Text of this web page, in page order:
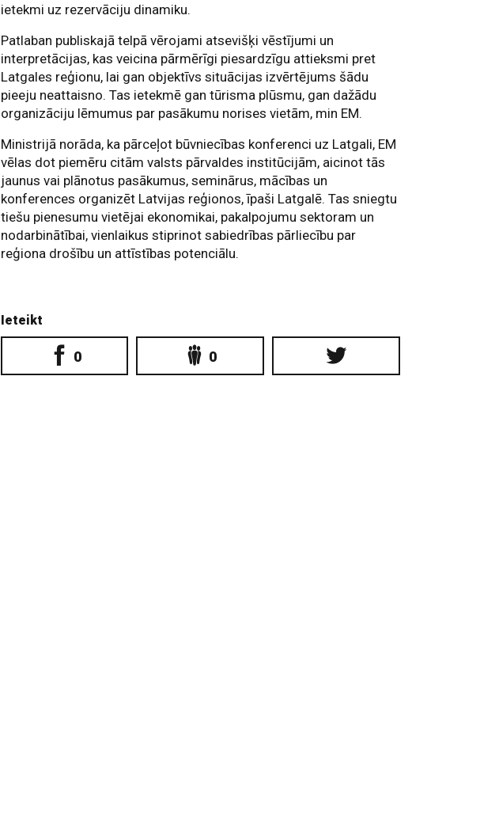
ietekmi uz rezervāciju dinamiku.
Patlaban publiskajā telpā vērojami atsevišķi vēstījumi un
interpretācijas, kas veicina pārmērīgi piesardzīgu attieksmi pret
Latgales reģionu, lai gan objektīvs situācijas izvērtējums šādu
pieeju neattaisno. Tas ietekmē gan tūrisma plūsmu, gan dažādu
organizāciju lēmumus par pasākumu norises vietām, min EM.
Ministrijā norāda, ka pārceļot būvniecības konferenci uz Latgali, EM
vēlas dot piemēru citām valsts pārvaldes institūcijām, aicinot tās
jaunus vai plānotus pasākumus, seminārus, mācības un
konferences organizēt Latvijas reģionos, īpaši Latgalē. Tas sniegtu
tiešu pienesumu vietējai ekonomikai, pakalpojumu sektoram un
nodarbinātībai, vienlaikus stiprinot sabiedrības pārliecību par
reģiona drošību un attīstības potenciālu.
Ieteikt
0 0